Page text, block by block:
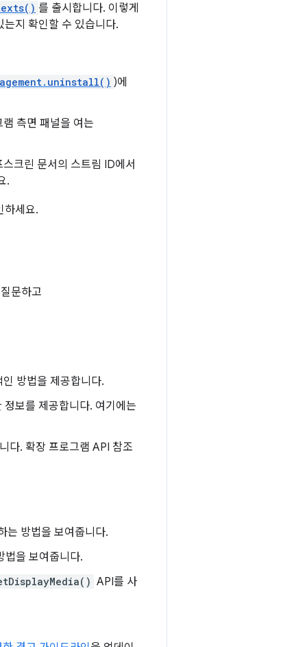
를 출시합니다. 이렇게
지 확인할 수 있습니다.
)에
측면 패널을 여는
크린 문서의 스트림 ID에서
.
하세요.
문하고
방법을 제공합니다.
보를 제공합니다. 여기에는
다. 확장 프로그램 API 참조
는 방법을 보여줍니다.
을 보여줍니다.
API를 사